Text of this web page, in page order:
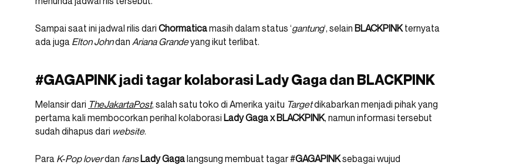
Sampai saat ini jadwal rilis dari Chormaticamasih dalam status ‘gantung‘, selain BLACKPINKternyata
ada juga Elton Johndan Ariana Grandeyang ikut terlibat.
#GAGAPINK jadi tagar kolaborasi Lady Gaga dan BLACKPINK
Melansir dari TheJakartaPost, salah satu toko di Amerika yaitu Targetdikabarkan menjadi pihak yang
pertama kali membocorkan perihal kolaborasi Lady Gaga x BLACKPINK, namun informasi tersebut
sudah dihapus dari website.
Para K-Pop loverdan fansLadyGagalangsung membuat tagar #GAGAPINKsebagai wujud